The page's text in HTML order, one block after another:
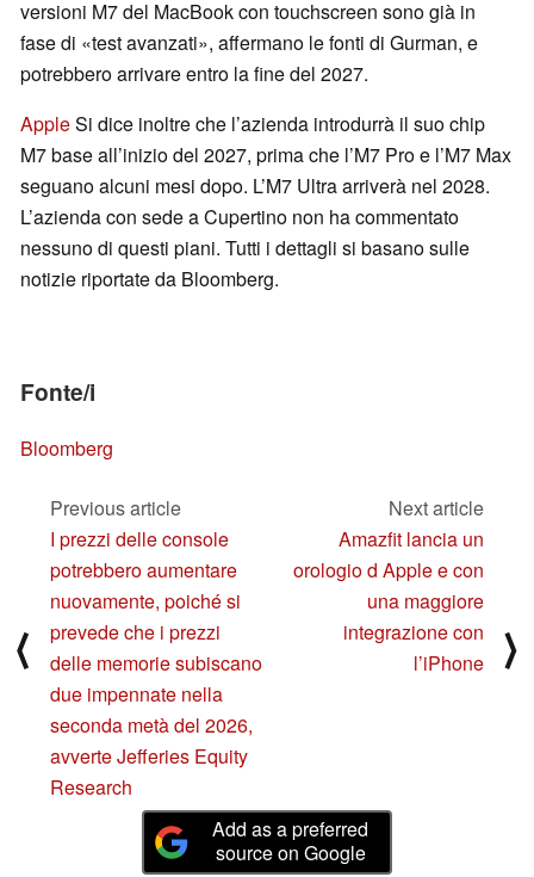
versioni M7 del MacBook con touchscreen sono già in
fase di «test avanzati», affermano le fonti di Gurman, e
potrebbero arrivare entro la fine del 2027.
AppleSi dice inoltre che l’azienda introdurrà il suo chip
M7 base all’inizio del 2027, prima che l’M7 Pro e l’M7 Max
seguano alcuni mesi dopo. L’M7 Ultra arriverà nel 2028.
L’azienda con sede a Cupertino non ha commentato
nessuno di questi piani. Tutti i dettagli si basano sulle
notizie riportate da Bloomberg.
Fonte/i
Bloomberg
⟨
Previous article
I prezzi delle console
potrebbero aumentare
nuovamente, poiché si
prevede che i prezzi
delle memorie subiscano
due impennate nella
seconda metà del 2026,
avverte Jefferies Equity
Research
Next article
Amazfit lancia un
orologio d Apple e con
una maggiore
integrazione con
l’iPhone
⟩
Add as a preferred
source on Google